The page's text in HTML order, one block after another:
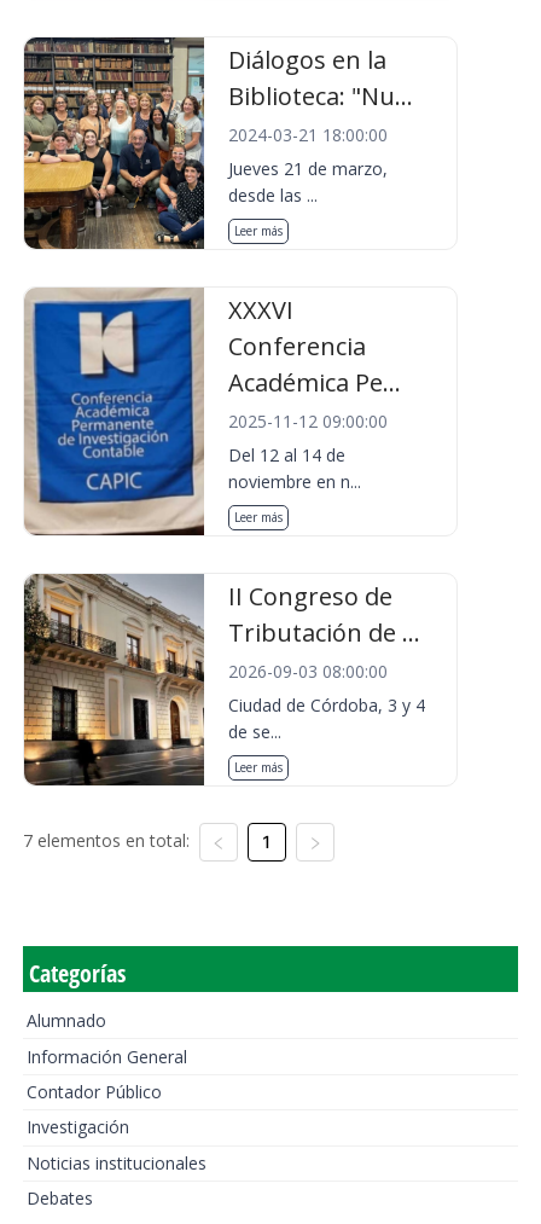
Diálogos en la
Biblioteca: "Nu...
2024-03-21 18:00:00
Jueves 21 de marzo,
desde las ...
Leer más
XXXVI
Conferencia
Académica Pe...
2025-11-12 09:00:00
Del 12 al 14 de
noviembre en n...
Leer más
II Congreso de
Tributación de ...
2026-09-03 08:00:00
Ciudad de Córdoba, 3 y 4
de se...
Leer más
7 elementos en total: 1
Categorías
Alumnado
Información General
Contador Público
Investigación
Noticias institucionales
Debates